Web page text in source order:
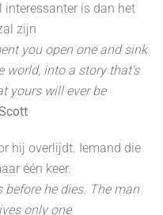
interessanter is dan het
zijn
you open one and sink
world, into a story that's
yours will ever be
hij overlijdt. Iemand die
één keer.
he dies. The man
only one